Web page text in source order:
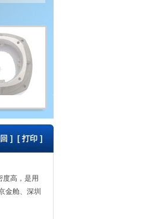
] [ 打印 ]
高，是用
金舱、深圳